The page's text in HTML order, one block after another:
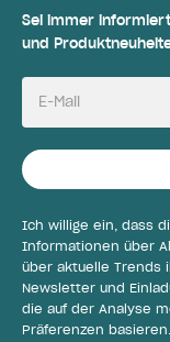
Sei immer
und
E-Mail
Ich willige ein, dass
Informationen über
über aktuelle Trends
Newsletter und
die auf der Analyse
Präferenzen